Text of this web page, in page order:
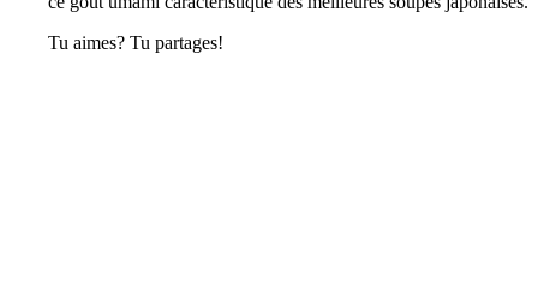
Tu aimes? Tu partages!